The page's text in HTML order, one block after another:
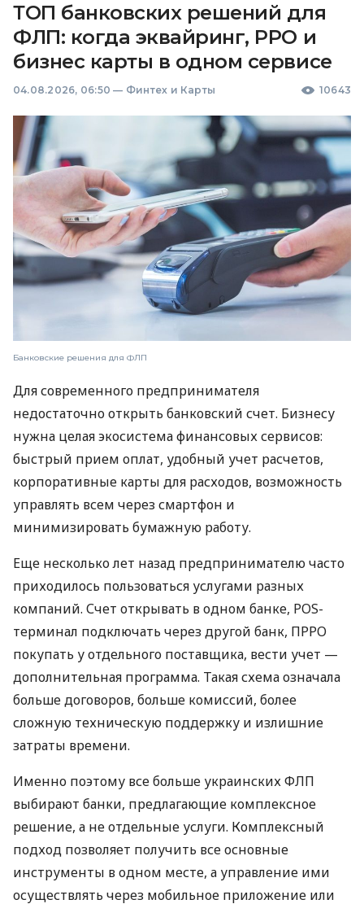
ТОП банковских решений для
ФЛП: когда эквайринг, РРО и
бизнес карты в одном сервисе
04.08.2026, 06:50 — Финтех и Карты 10643
Банковские решения для ФЛП
Для современного предпринимателя
недостаточно открыть банковский счет. Бизнесу
нужна целая экосистема финансовых сервисов:
быстрый прием оплат, удобный учет расчетов,
корпоративные карты для расходов, возможность
управлять всем через смартфон и
минимизировать бумажную работу.
Еще несколько лет назад предпринимателю часто
приходилось пользоваться услугами разных
компаний. Счет открывать в одном банке, POS-
терминал подключать через другой банк, ПРРО
покупать у отдельного поставщика, вести учет —
дополнительная программа. Такая схема означала
больше договоров, больше комиссий, более
сложную техническую поддержку и излишние
затраты времени.
Именно поэтому все больше украинских ФЛП
выбирают банки, предлагающие комплексное
решение, а не отдельные услуги. Комплексный
подход позволяет получить все основные
инструменты в одном месте, а управление ими
осуществлять через мобильное приложение или